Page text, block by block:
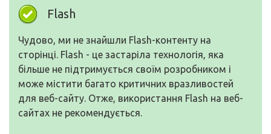
Flash
Чудово, ми не знайшли Flash-контенту на
сторінці. Flash - це застаріла технологія, яка
більше не підтримується своїм розробником і
може містити багато критичних вразливостей
для веб-сайту. Отже, використання Flash на веб-
сайтах не рекомендується.